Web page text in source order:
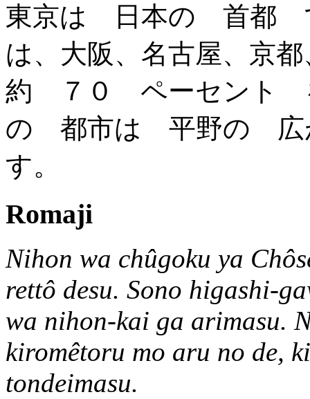
東京は 日本の 首都
は、大阪、名古屋、
約 ７０ ペーセント
の 都市は 平野の 広
す。
Romaji
Nihon wa chûgoku ya
rettô desu. Sono higashi-
wa nihon-kai ga arimasu.
kiromêtoru mo aru no de,
tondeimasu.